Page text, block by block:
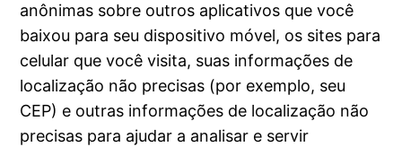
anônimas sobre outros aplicativos que você
baixou para seu dispositivo móvel, os sites para
celular que você visita, suas informações de
localização não precisas (por exemplo, seu
CEP) e outras informações de localização não
precisas para ajudar a analisar e servir